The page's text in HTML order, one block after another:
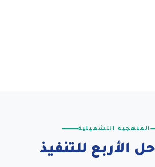
المنهجية التشغيلية
الأربع للتنفيذ